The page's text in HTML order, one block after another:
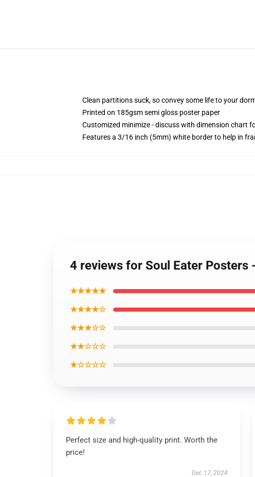
Clean partitions suck, so convey some life to your
Printed on 185gsm semi gloss poster paper
Customized minimize - discuss with dimension chart
Features a 3/16 inch (5mm) white border to help in
4 reviews for Soul Eater Posters
★★★★★
★★★★☆
★★★☆☆
★★☆☆☆
★☆☆☆☆
Perfect size and high-quality print. Worth the
price!
Dec 17, 2024